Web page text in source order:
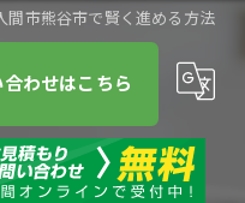
間市熊谷市で賢く進める方法
わせはこちら